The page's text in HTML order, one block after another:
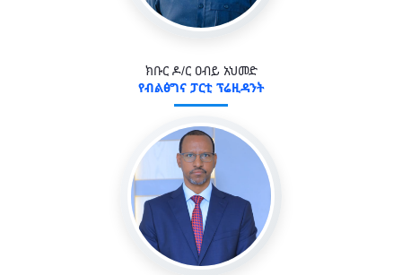
ክቡር ዶ/ር ዐብይ አህመድ
የብልፅግና ፓርቲ ፕሬዚዳንት